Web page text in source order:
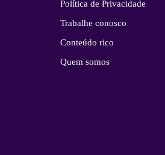
Política de Privacidade
Trabalhe conosco
Conteúdo rico
Quem somos